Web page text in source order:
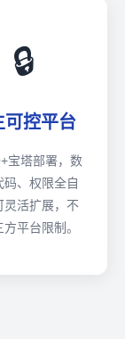
🔒
可控平台
宝塔部署，数
码、权限全自
灵活扩展，不
平台限制。